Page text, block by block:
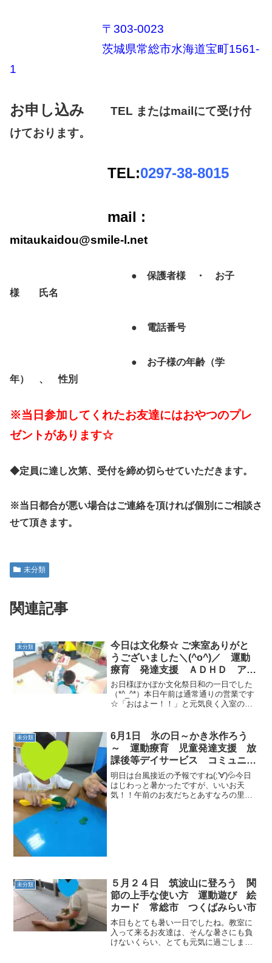
〒303-0023
茨城県常総市水海道宝町1561-
1
お申し込み TEL またはmailにて受け付
けております。
TEL:0297-38-8015
mail :
mitaukaidou@smile-l.net
● 保護者様 ・ お子
様 氏名
● 電話番号
● お子様の年齢（学
年） 、 性別
※当日参加してくれたお友達にはおやつのプレ
ゼントがあります☆
◆定員に達し次第、受付を締め切らせていただきます。
※当日都合が悪い場合はご連絡を頂ければ個別にご相談さ
せて頂きます。
未分類
関連記事
未分類
今日は文化祭☆ ご来室ありがと
うございました＼(^o^)／ 運動
療育 発達支援 ＡＤＨＤ アス
ペルガー 多動性 常総市 つく
ばみらい市
お日様ぽかぽか文化祭日和の一日でした
（*^_^*）本日午前は通常通りの営業です
☆「おはよー！！」と元気良く入室のお
揃ったので、早々に運動あそびを始めま
した♪大きく輪っ...
未分類
6月1日 氷の日～かき氷作ろう
～ 運動療育 児童発達支援 放
課後等デイサービス コミュニケ
ーション ASD ADHD 常総
市 つくばみらい市 守谷市
明日は台風接近の予報ですね(;'∀')💦今日
はじわっと暑かったですが、いいお天
気！！午前のお友だちとあすなろの里へ
未分類
５月２４日 筑波山に登ろう 関
節の上手な使い方 運動遊び 絵
カード 常総市 つくばみらい市
本日もとても暑い一日でしたね。教室に
入って来るお友達は、そんな暑さにも負
けないくらい、とても元気に過ごしまし